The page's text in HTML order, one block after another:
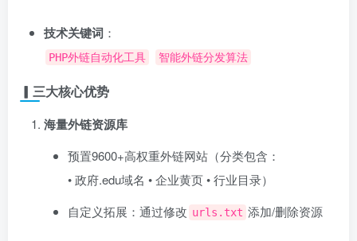
技术关键词 ：
PHP外链自动化工具 智能外链分发算法
▎三大核心优势
海量外链资源库
预置9600+高权重外链网站（分类包含：
• 政府.edu域名 • 企业黄页 • 行业目录）
自定义拓展：通过修改 urls.txt 添加/删除资源